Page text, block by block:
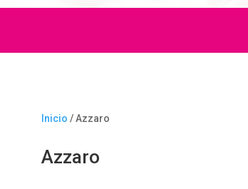
Inicio / Azzaro
Azzaro